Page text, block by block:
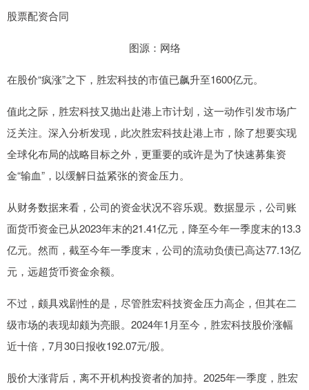
股票配资合同
图源：网络
在股价“疯涨”之下，胜宏科技的市值已飙升至1600亿元。
值此之际，胜宏科技又抛出赴港上市计划，这一动作引发市场广
泛关注。深入分析发现，此次胜宏科技赴港上市，除了想要实现
全球化布局的战略目标之外，更重要的或许是为了快速募集资
金“输血”，以缓解日益紧张的资金压力。
从财务数据来看，公司的资金状况不容乐观。数据显示，公司账
面货币资金已从2023年末的21.41亿元，降至今年一季度末的13.3
亿元。然而，截至今年一季度末，公司的流动负债已高达77.13亿
元，远超货币资金余额。
不过，颇具戏剧性的是，尽管胜宏科技资金压力高企，但其在二
级市场的表现却颇为亮眼。2024年1月至今，胜宏科技股价涨幅
近十倍，7月30日报收192.07元/股。
股价大涨背后，离不开机构投资者的加持。2025年一季度，胜宏